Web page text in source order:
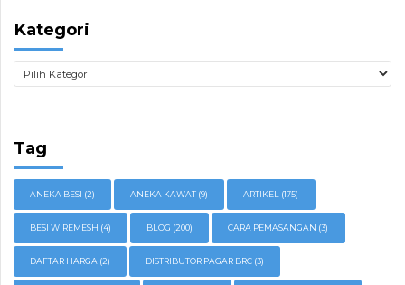
Kategori
Tag
ANEKA BESI (2) ANEKA KAWAT (9) ARTIKEL (175)
BESI WIREMESH (4) BLOG (200) CARA PEMASANGAN (3)
DAFTAR HARGA (2) DISTRIBUTOR PAGAR BRC (3)